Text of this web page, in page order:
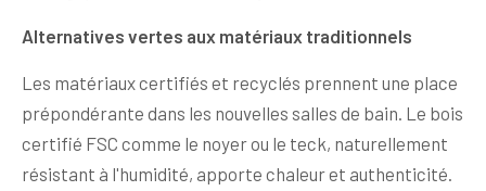
Alternatives vertes aux matériaux traditionnels
Les matériaux certifiés et recyclés prennent une place
prépondérante dans les nouvelles salles de bain. Le bois
certifié FSC comme le noyer ou le teck, naturellement
résistant à l'humidité, apporte chaleur et authenticité.